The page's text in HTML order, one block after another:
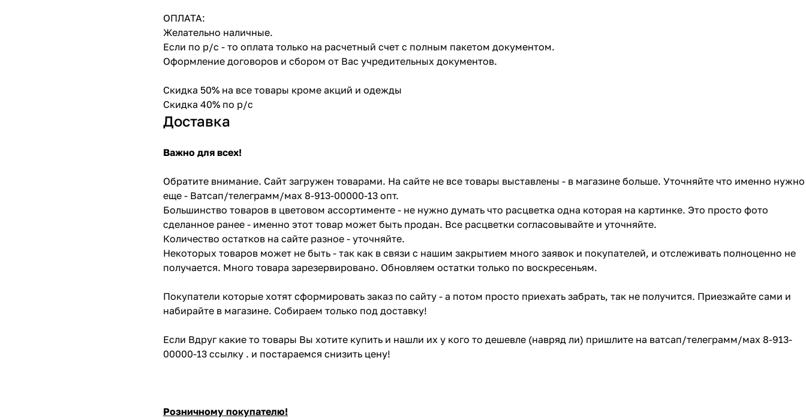
ОПЛАТА:
Желательно наличные.
Если по р/с - то оплата только на расчетный счет с полным пакетом документом.
Оформление договоров и сбором от Вас учредительных документов.
Скидка 50% на все товары кроме акций и одежды
Скидка 40% по р/с
Доставка
Важно для всех!
Обратите внимание. Сайт загружен товарами. На сайте не все товары выставлены - в магазине больше. Уточняйте что именно нужно
еще - Ватсап/телеграмм/мах 8-913-00000-13 опт.
Большинство товаров в цветовом ассортименте - не нужно думать что расцветка одна которая на картинке. Это просто фото
сделанное ранее - именно этот товар может быть продан. Все расцветки согласовывайте и уточняйте.
Количество остатков на сайте разное - уточняйте.
Некоторых товаров может не быть - так как в связи с нашим закрытием много заявок и покупателей, и отслеживать полноценно не
получается. Много товара зарезервировано. Обновляем остатки только по воскресеньям.
Покупатели которые хотят сформировать заказ по сайту - а потом просто приехать забрать, так не получится. Приезжайте сами и
набирайте в магазине. Собираем только под доставку!
Если Вдруг какие то товары Вы хотите купить и нашли их у кого то дешевле (навряд ли) пришлите на ватсап/телеграмм/мах 8-913-
00000-13 ссылку . и постараемся снизить цену!
Розничному покупателю!